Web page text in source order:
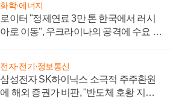
화학·에너지
로이터 "정제연료 3만 톤 한국에서 러시
아로 이동", 우크라이나의 공격에 수요 늘
전자·전기·정보통신
삼성전자 SK하이닉스 소극적 주주환원
에 해외 증권가 비판, "반도체 호황 지속